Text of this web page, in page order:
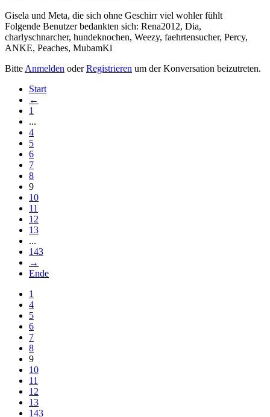
Gisela und Meta, die sich ohne Geschirr viel wohler fühlt
Folgende Benutzer bedankten sich: Rena2012, Dia,
charlyschnarcher, hundeknochen, Weezy, faehrtensucher, Percy,
ANKE, Peaches, MubamKi
Bitte Anmelden oderRegistrieren um der Konversation beizutreten.
Start
←
1
...
4
5
6
7
8
9
10
11
12
13
...
143
→
Ende
1
4
5
6
7
8
9
10
11
12
13
143